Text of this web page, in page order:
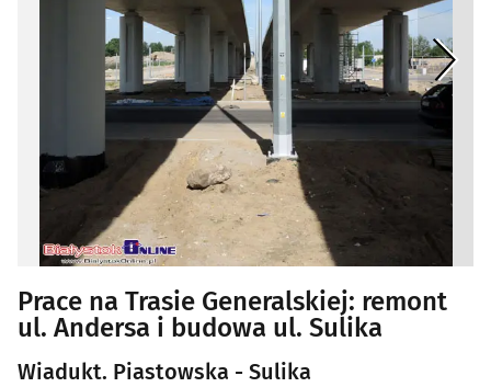
Prace na Trasie Generalskiej: remont
ul. Andersa i budowa ul. Sulika
Wiadukt. Piastowska - Sulika